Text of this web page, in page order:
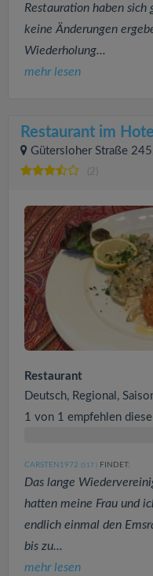
Restauration haben
keine Änderungen
Wiederholung...
mehr lesen
Restaurant im
Gütersloher Straße
(2)
Restaurant
Deutsch, Regional,
1 von 1 empfehlen
CARSTEN1972 (517 ) FINDET:
Das lange
hatten meine Frau und
endlich einmal den
bis zu...
mehr lesen